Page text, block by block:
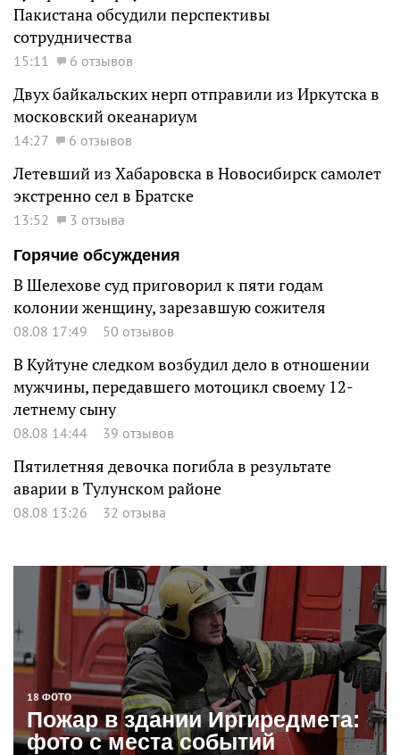
Пакистана обсудили перспективы
сотрудничества
15:11 6 отзывов
Двух байкальских нерп отправили из Иркутска в
московский океанариум
14:27 6 отзывов
Летевший из Хабаровска в Новосибирск самолет
экстренно сел в Братске
13:52
3 отзыва
Горячие обсуждения
В Шелехове суд приговорил к пяти годам
колонии женщину, зарезавшую сожителя
08.08 17:49 50 отзывов
В Куйтуне следком возбудил дело в отношении
мужчины, передавшего мотоцикл своему 12-
летнему сыну
08.08 14:44 39 отзывов
Пятилетняя девочка погибла в результате
аварии в Тулунском районе
08.08 13:26 32 отзыва
18 ФОТО
Пожар в здании Иргиредмета:
фото с места событий